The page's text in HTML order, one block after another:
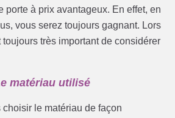
porte à prix avantageux. En effet, en
vous serez toujours gagnant. Lors
très important de considérer
matériau utilisé
le matériau de façon